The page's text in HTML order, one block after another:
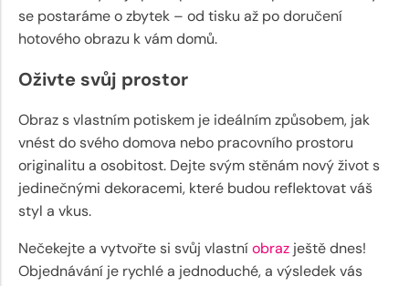
se postaráme o zbytek – od tisku až po doručení
hotového obrazu k vám domů.
Oživte svůj prostor
Obraz s vlastním potiskem je ideálním způsobem, jak
vnést do svého domova nebo pracovního prostoru
originalitu a osobitost. Dejte svým stěnám nový život s
jedinečnými dekoracemi, které budou reflektovat váš
styl a vkus.
Nečekejte a vytvořte si svůj vlastníobraz ještě dnes!
Objednávání je rychlé a jednoduché, a výsledek vás